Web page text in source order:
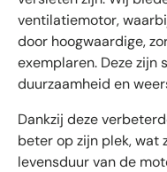
ventilatiemotor,
door hoogwaardige,
exemplaren. Deze zijn
duurzaamheid en
Dankzij deze
beter op zijn plek, wat
levensduur van de